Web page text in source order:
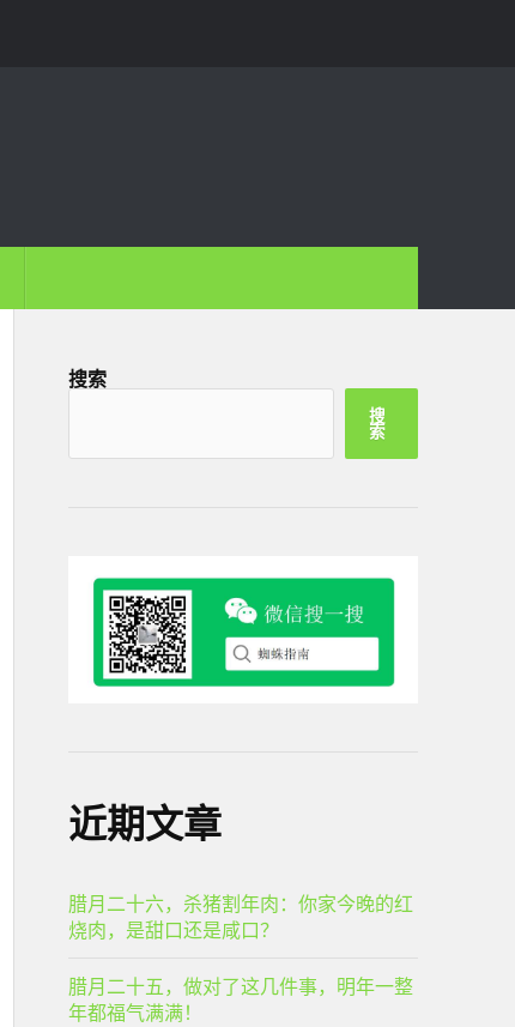
搜索
搜
索
近期文章
腊月二十六，杀猪割年肉：你家今晚的红
烧肉，是甜口还是咸口？
腊月二十五，做对了这几件事，明年一整
年都福气满满！